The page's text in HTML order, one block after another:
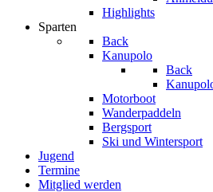
Highlights
Sparten
Back
Kanupolo
Back
Motorboot
Wanderpaddeln
Bergsport
Ski und Wintersport
Jugend
Termine
Mitglied werden